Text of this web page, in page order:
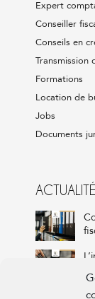
Expert
Conseiller
Conseils en
Transmission
Formations
Location de
Jobs
Documents
ACTUALITÉ